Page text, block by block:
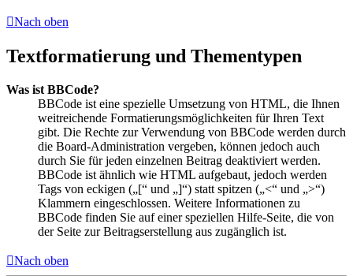
Nach oben
Textformatierung und Thementypen
Was ist BBCode?
BBCode ist eine spezielle Umsetzung von HTML, die Ihnen
weitreichende Formatierungsmöglichkeiten für Ihren Text
gibt. Die Rechte zur Verwendung von BBCode werden durch
die Board-Administration vergeben, können jedoch auch
durch Sie für jeden einzelnen Beitrag deaktiviert werden.
BBCode ist ähnlich wie HTML aufgebaut, jedoch werden
Tags von eckigen („[“ und „]“) statt spitzen („<“ und „>“)
Klammern eingeschlossen. Weitere Informationen zu
BBCode finden Sie auf einer speziellen Hilfe-Seite, die von
der Seite zur Beitragserstellung aus zugänglich ist.
Nach oben